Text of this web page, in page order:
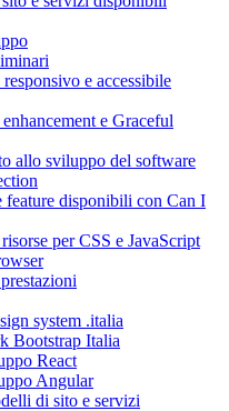
e accessibile
e Graceful
allo sviluppo del software
feature disponibili con Can I
per CSS e JavaScript
system .italia
Bootstrap Italia
React
Angular
di sito e servizi